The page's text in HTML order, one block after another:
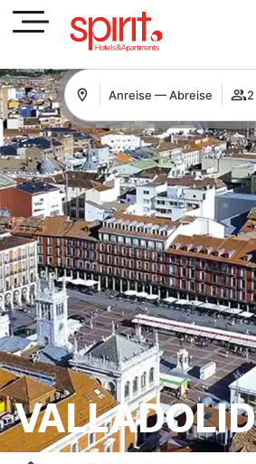
Anreise — Abreise 2
VALLADOLID